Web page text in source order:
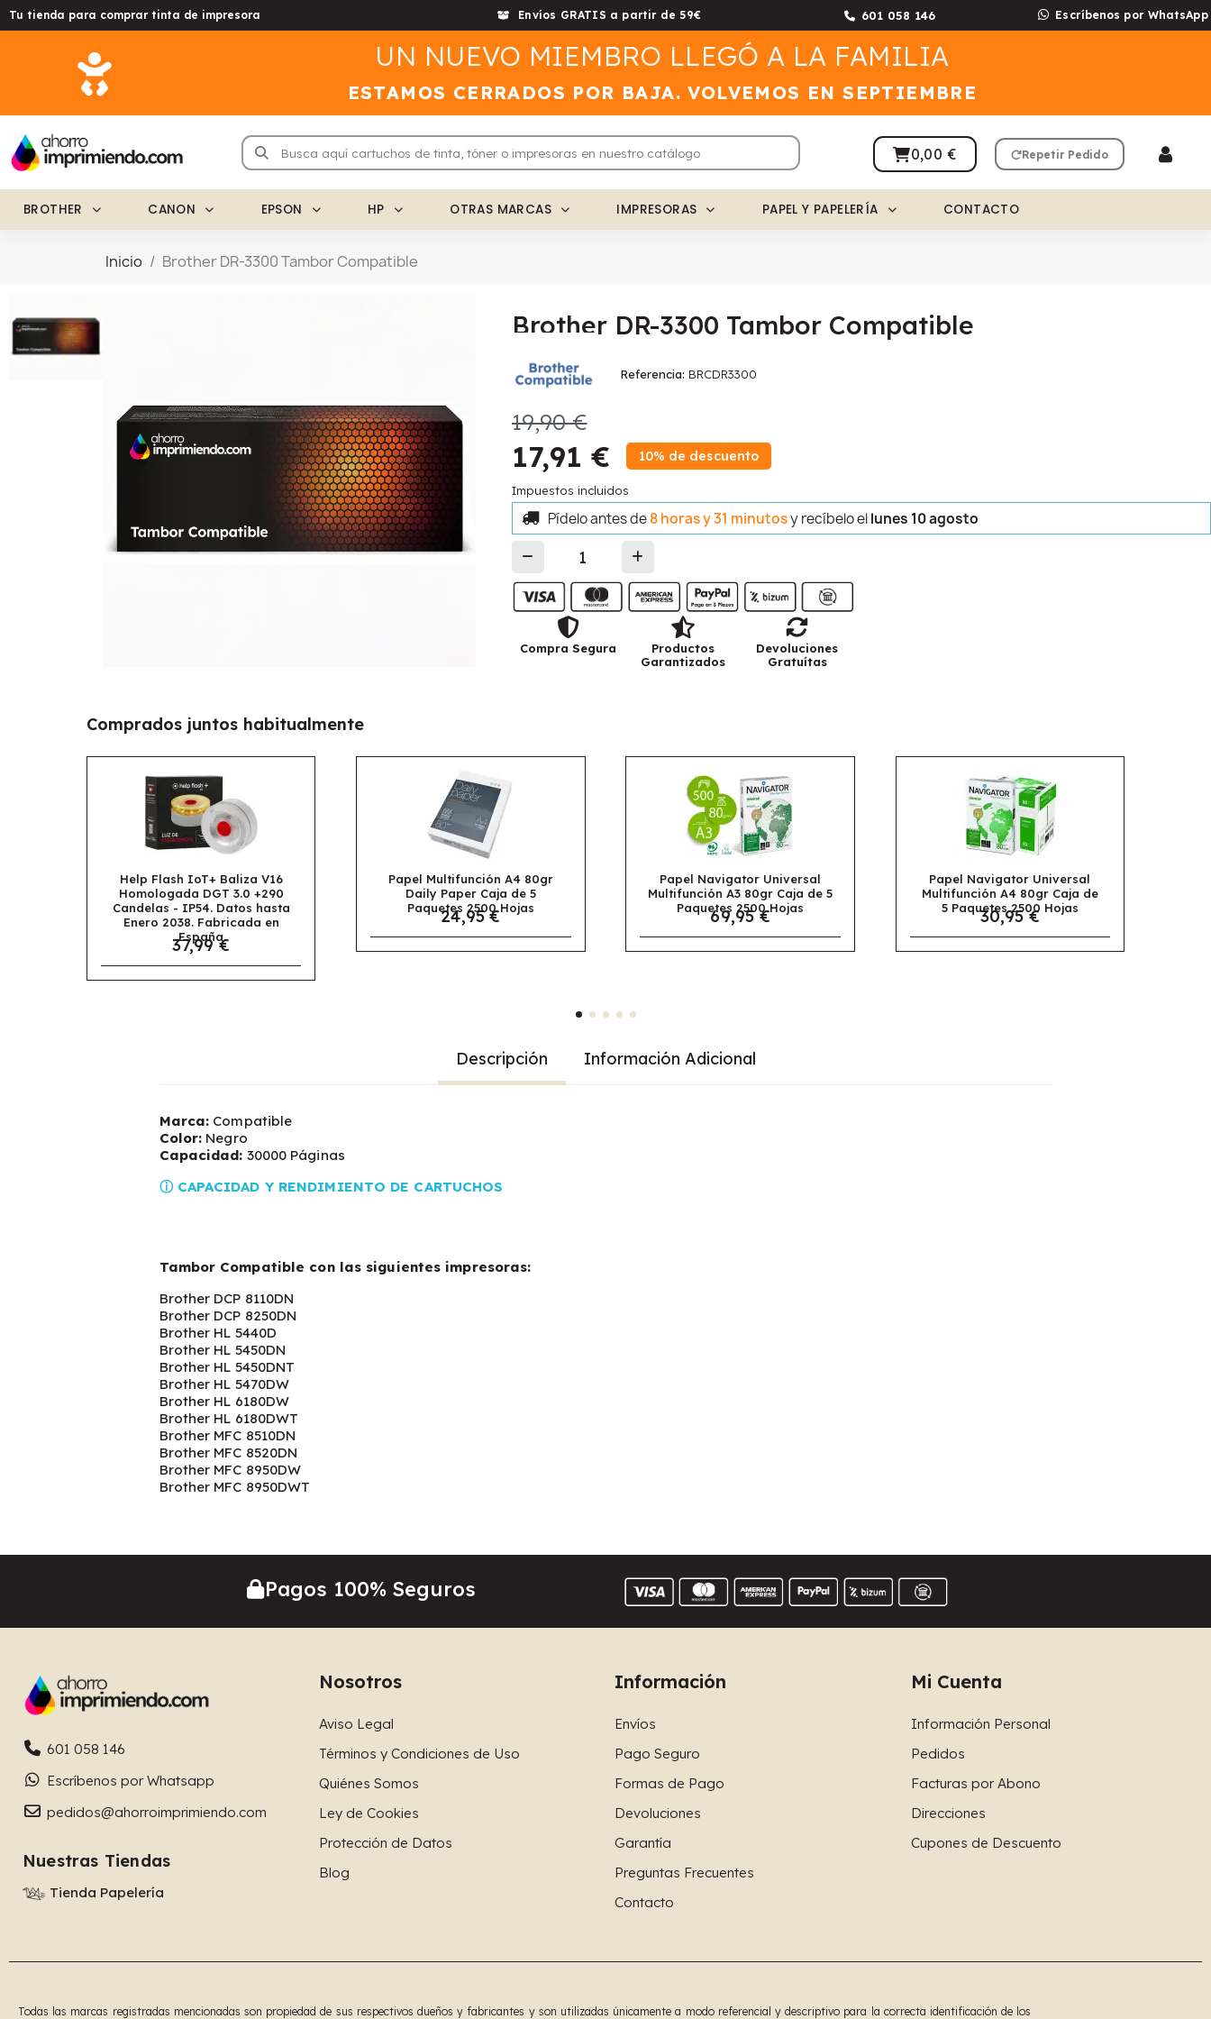
Tu tienda para comprar tinta de impresora Envíos GRATIS a partir de 59€ 601 058 146 Escríbenos por WhatsApp
UN NUEVO MIEMBRO LLEGÓ A LA FAMILIA
ESTAMOS CERRADOS POR BAJA. VOLVEMOS EN SEPTIEMBRE
0,00 € Repetir Pedido
BROTHER CANON EPSON HP OTRAS MARCAS IMPRESORAS PAPEL Y PAPELERÍA CONTACTO
Inicio Brother DR-3300 Tambor Compatible
Brother DR-3300 Tambor Compatible
Referencia BRCDR3300
19,90 €
17,91 € 10% de descuento
Impuestos incluidos
Pídelo antes de8 horas y 31 minutosy recíbeloellunes 10 agosto
Compra Segura
Productos
Garantizados
Devoluciones
Gratuítas
Comprados juntos habitualmente
Papel Multifunción A4 80gr
Daily Paper Caja de 5
Paquetes 2500 Hojas
24,95 €
Papel Navigator Universal
Multifunción A3 80gr Caja de 5
Paquetes 2500 Hojas
69,95 €
Papel Navigator Universal
Multifunción A4 80gr Caja de
5 Paquetes 2500 Hojas
30,95 €
Papel Apli Multifunción A4
Colores Pastel Surtido 100
Hojas
4,95 €
Descripción Información Adicional
Marca: Compatible
Color: Negro
Capacidad: 30000 Páginas
ⓘ CAPACIDAD Y RENDIMIENTO DE CARTUCHOS
Tambor Compatible con las siguientes impresoras:
Brother DCP 8110DN
Brother DCP 8250DN
Brother HL 5440D
Brother HL 5450DN
Brother HL 5450DNT
Brother HL 5470DW
Brother HL 6180DW
Brother HL 6180DWT
Brother MFC 8510DN
Brother MFC 8520DN
Brother MFC 8950DW
Brother MFC 8950DWT
Pagos 100% Seguros
601 058 146
Escríbenos por Whatsapp
pedidos@ahorroimprimiendo.com
Nuestras Tiendas
Tienda Papelería
Nosotros
Aviso Legal
Términos y Condiciones de Uso
Quiénes Somos
Ley de Cookies
Protección de Datos
Blog
Información
Envíos
Pago Seguro
Formas de Pago
Devoluciones
Garantía
Preguntas Frecuentes
Contacto
Mi Cuenta
Información Personal
Pedidos
Facturas por Abono
Direcciones
Cupones de Descuento
Todas las marcas registradas mencionadas son propiedad de sus respectivos dueños y fabricantes y son utilizadas únicamente a modo referencial y descriptivo para la correcta identificación de los